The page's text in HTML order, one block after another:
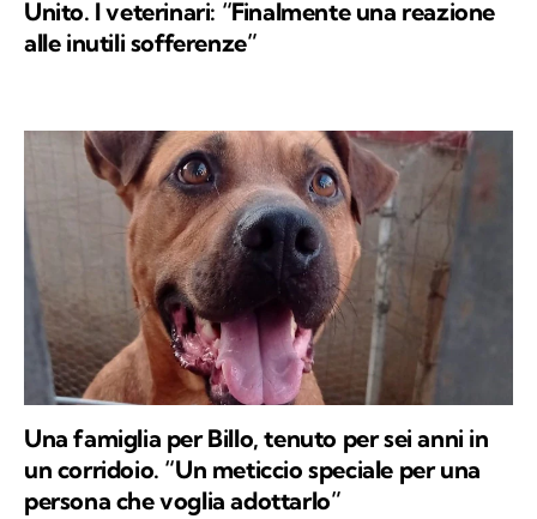
Unito. I veterinari: “Finalmente una reazione
alle inutili sofferenze”
Una famiglia per Billo, tenuto per sei anni in
un corridoio. “Un meticcio speciale per una
persona che voglia adottarlo”